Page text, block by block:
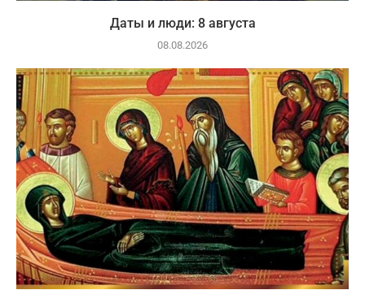
Даты и люди: 8 августа
08.08.2026